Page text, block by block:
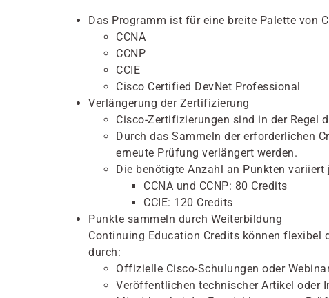
Das Programm ist für eine breite Palette von
CCNA
CCNP
CCIE
Cisco Certified DevNet Professional
Verlängerung der Zertifizierung
Cisco-Zertifizierungen sind in der Regel
Durch das Sammeln der erforderlichen
erneute Prüfung verlängert werden.
Die benötigte Anzahl an Punkten
CCNA und CCNP: 80 Credits
CCIE: 120 Credits
Punkte sammeln durch Weiterbildung
Continuing Education Credits können flexibel
durch:
Offizielle Cisco-Schulungen oder
Veröffentlichen technischer Artikel oder